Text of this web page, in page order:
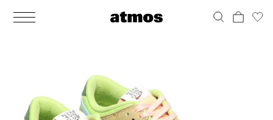
MEN
ウェア
シューズ
ブーツ
ウェア
アウター
バッグ
バックパック / リュック
ショルダー / メッセンジャーバッグ
アクセサリー
ポーチ / ウォレット
帽子
その他
シューケア / グッズ
おもちゃ / フィギュア
WOMENS
ウェア
シューズ
ブーツ
ウェア
アウター
バッグ
バックパック / リュック
ショルダー / メッセンジャーバッグ
アクセサリー
ポーチ / ウォレット
帽子
その他
シューケア / グッズ
おもちゃ / フィギュア
1 10